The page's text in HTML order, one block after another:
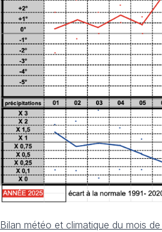
Bilan météo et climatique du mois